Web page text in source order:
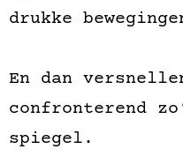
drukke
En dan
confronterend
spiegel.